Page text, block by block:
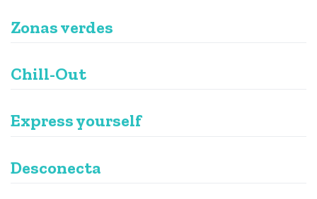
Zonas verdes
Chill-Out
Express yourself
Desconecta